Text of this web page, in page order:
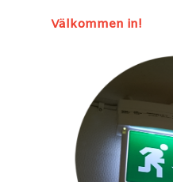
Välkommen in!